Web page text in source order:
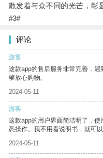
散发着与众不同的光芒，彰
#3#
评论
游客
这款app的售后服务非常完善，
够放心购物。
2024-05-11
游客
这款app的用户界面简洁明了，
悉操作。我不用看说明书，就可以
2024-05-11